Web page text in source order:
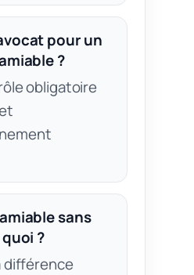
pour un
?
obligatoire
sans
quoi ?
différence